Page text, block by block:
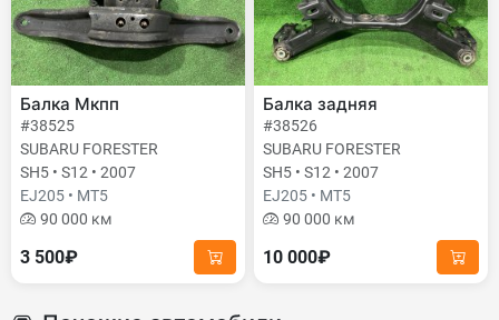
Балка Мкпп
#38525
SUBARU FORESTER
SH5 • S12 • 2007
EJ205 • MT5
90 000 км
3 500₽
Балка задняя
#38526
SUBARU FORESTER
SH5 • S12 • 2007
EJ205 • MT5
90 000 км
10 000₽